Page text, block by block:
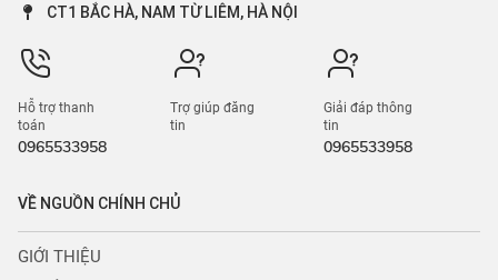
CT1 BẮC HÀ, NAM TỪ LIÊM, HÀ NỘI
Hỗ trợ thanh
toán
0965533958
Trợ giúp đăng
tin
Giải đáp thông
tin
0965533958
VỀ NGUỒN CHÍNH CHỦ
GIỚI THIỆU